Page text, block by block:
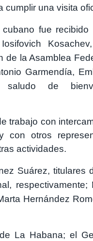
cumplir una visita
fue
de la Asamblea
Garmendía,
de
trabajo con
otros
actividades.
Suárez, titulares
respectivamente;
Hernández
La Habana; el